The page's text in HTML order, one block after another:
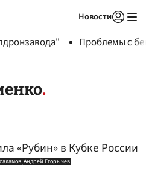
Новости
Проблемы с
«Рубин» в Кубке России
Андрей Егорычев